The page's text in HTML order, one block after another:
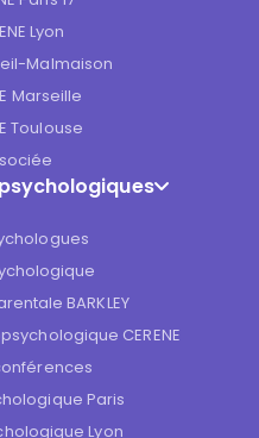
Lyon
Malmaison
Marseille
Toulouse
BARKLEY
CERENE
Paris
Lyon